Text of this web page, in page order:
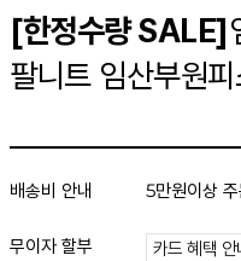
[한정수량 SALE]
팔니트 임산부원
배송비 안내 5만원이상
무이자 할부 카드 혜택 안